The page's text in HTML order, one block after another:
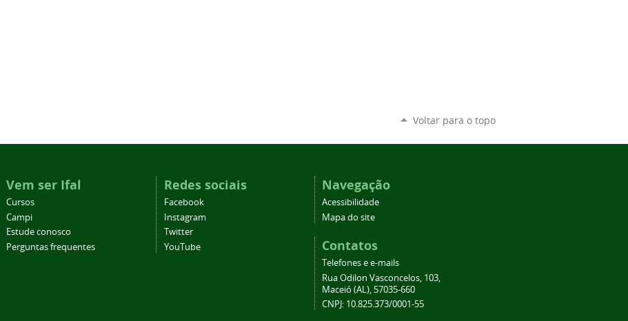
Voltar para o topo
Vem ser Ifal
Cursos
Campi
Estude conosco
Perguntas frequentes
Redes sociais
Facebook
Instagram
Twitter
YouTube
Navegação
Acessibilidade
Mapa do site
Contatos
Telefones e e-mails
Rua Odilon Vasconcelos, 103,
Maceió (AL), 57035-660
CNPJ: 10.825.373/0001-55